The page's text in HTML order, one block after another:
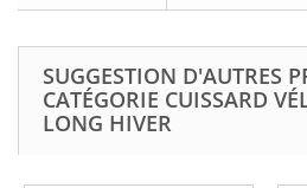
SUGGESTION D'AUTRES
CATÉGORIE CUISSARD
LONG HIVER